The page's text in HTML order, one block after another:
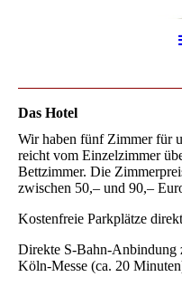
Das Hotel
Wir haben fünf Zimmer für
reicht vom Einzelzimmer
Bettzimmer. Die
zwischen 50,– und 90,–
Kostenfreie Parkplätze
Direkte S-Bahn-Anbindung
Köln-Messe (ca. 20